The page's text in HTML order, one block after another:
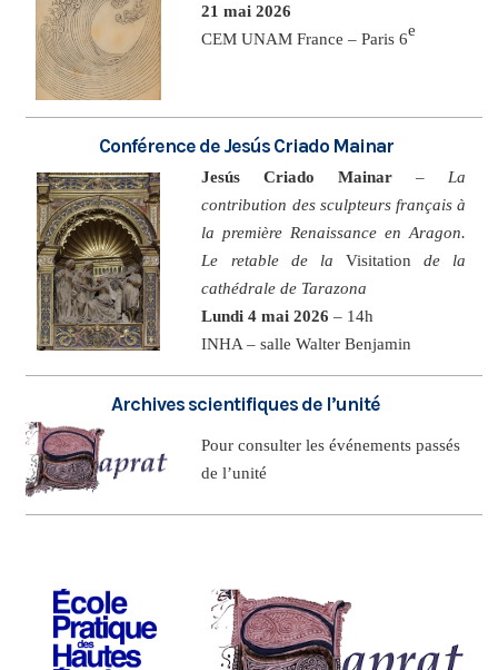
21 mai 2026
CEM UNAM France – Paris 6e
Conférence de Jesús Criado Mainar
Jesús Criado Mainar – La
contribution des sculpteurs français à
la première Renaissance en Aragon.
Le retable de la Visitation de la
cathédrale de Tarazona
Lundi 4 mai 2026 – 14h
INHA – salle Walter Benjamin
Archives scientifiques de l’unité
Pour consulter les événements passés
de l’unité